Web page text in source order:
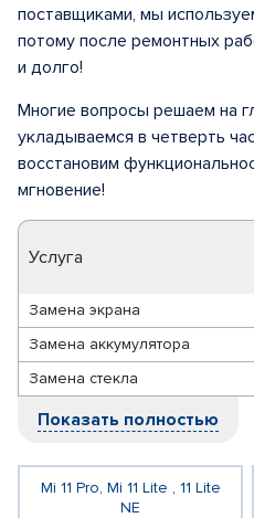
поставщиками, мы
потому после ремонтных
и долго!
Многие вопросы решаем на
укладываемся в четверть
восстановим
мгновение!
Услуга
Замена экрана
Замена аккумулятора
Замена стекла
Показать полностью
Mi 11 Pro, Mi 11 Lite , 11 Lite
NE